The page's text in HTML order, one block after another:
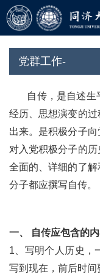
党群工作-
党群工作-
自传，是自述生平
经历、思想演变的
出来。是积极分子
对入党积极分子的
全面的、详细的了
分子都应撰写自传。
一、 自传应包含的
1、写明个人历史，
写到现在，前后时间